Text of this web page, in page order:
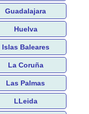
Guadalajara
Huelva
Islas Baleares
La Coruña
Las Palmas
LLeida